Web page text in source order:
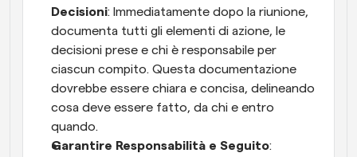
Decisioni: Immediatamente dopo la riunione,
documenta tutti gli elementi di azione, le
decisioni prese e chi è responsabile per
ciascun compito. Questa documentazione
dovrebbe essere chiara e concisa, delineando
cosa deve essere fatto, da chi e entro
quando.
Garantire Responsabilità e Seguito: